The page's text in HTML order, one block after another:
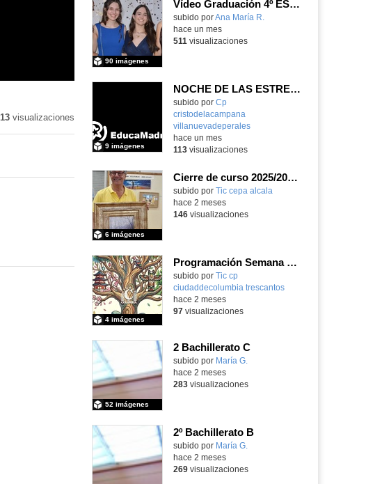
13visualizaciones
Vídeo Graduación 4º ESO 2025-2026
subido porAna María R.
90 imágenes
hace un mes
511 visualizaciones
NOCHE DE LAS ESTRELLAS DE INFANTIL 5 AÑOS
subido por Cp
cristodelacampana
villanuevadeperales
9 imágenes
-
hace un mes
113visualizaciones
Cierre de curso 2025/2026 Asociación cultural Don Juan I
subido por Tic cepa alcala
6 imágenes
hace 2 meses
146visualizaciones
Programación Semana Cultural 2025-26
subido por Tic cp
ciudaddecolumbia trescantos
4 imágenes
-
hace 2 meses
97visualizaciones
2 Bachillerato C
Contenido educativo.
subido por María G.
52 imágenes
hace 2 meses
283visualizaciones
2º Bachillerato B
Contenido educativo.
subido por María G.
hace 2 meses
269visualizaciones